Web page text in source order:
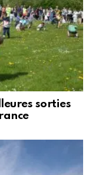
sorties